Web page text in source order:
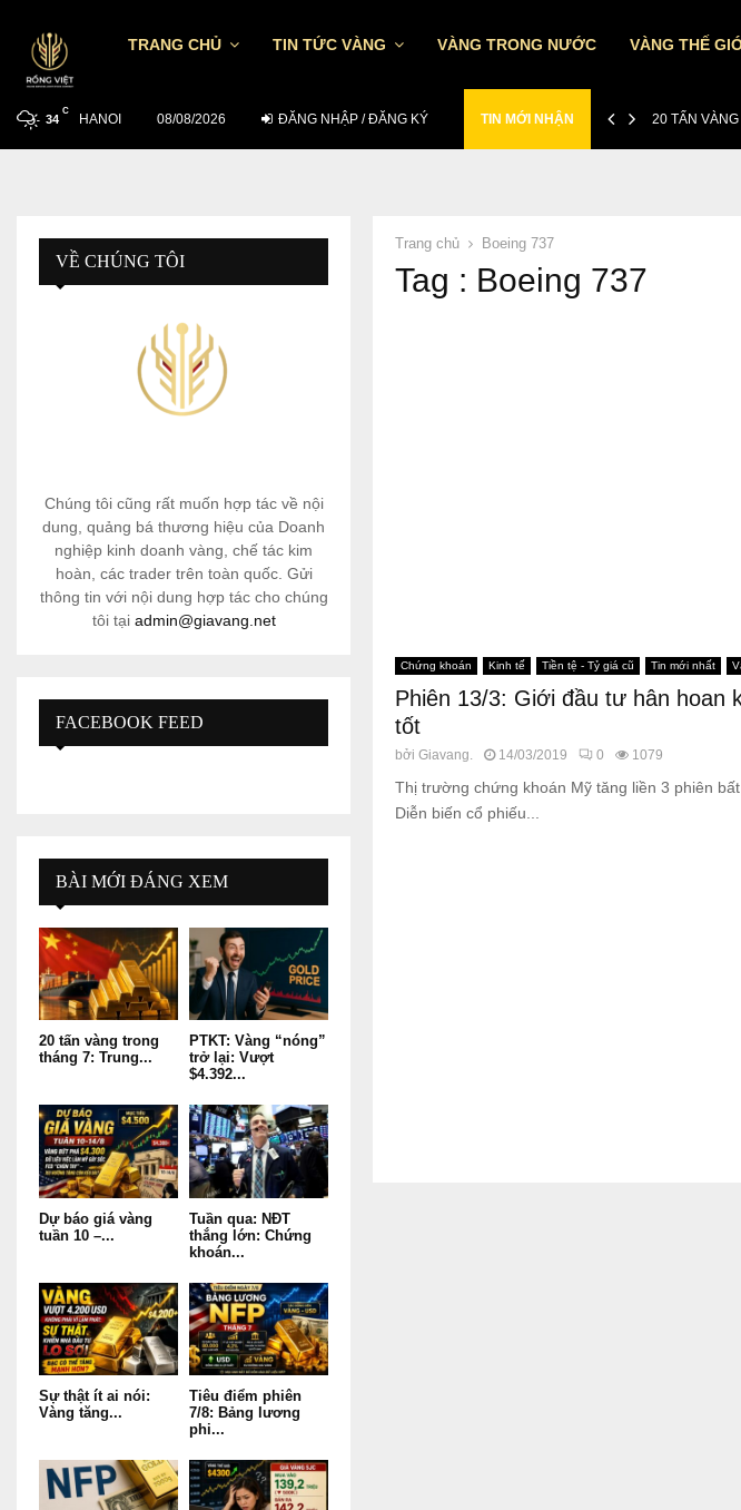
TRANG CHỦ TIN TỨC VÀNG VÀNG TRONG NƯỚC VÀNG THẾ
34
C
HANOI 08/08/2026 ĐĂNG NHẬP / ĐĂNG KÝ TIN MỚI NHẬN
TỶ GIÁ USD/VND NGÀY 7/8: TGTT TĂNG… 20 TẤN
Trang chủ Boeing 737
Tag : Boeing 737
Chứng khoán Kinh tế Tiền tệ - Tỷ giá cũ Tin mới nhất
Phiên 13/3: Giới đầu tư hân hoan
tốt
bởi Giavang. 14/03/2019 0 1079
Thị trường chứng khoán Mỹ tăng liền 3 phiên
Diễn biến cổ phiếu...
VỀ CHÚNG TÔI
Chúng tôi cũng rất muốn hợp tác về nội
dung, quảng bá thương hiệu của Doanh
nghiệp kinh doanh vàng, chế tác kim
hoàn, các trader trên toàn quốc. Gửi
thông tin với nội dung hợp tác cho chúng
tôi tại admin@giavang.net
FACEBOOK FEED
BÀI MỚI ĐÁNG XEM
20 tấn vàng trong
tháng 7: Trung...
PTKT: Vàng “nóng”
trở lại: Vượt
$4.392...
Dự báo giá vàng
tuần 10 –...
Tuần qua: NĐT
thắng lớn: Chứng
khoán...
Sự thật ít ai nói:
Vàng tăng...
Tiêu điểm phiên
7/8: Bảng lương
phi...